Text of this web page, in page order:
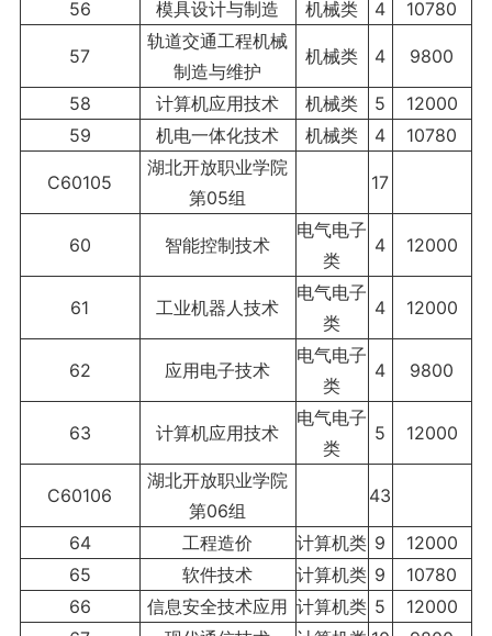
56 模具设计与制造 机械类 4 10780
57
轨道交通工程机械
制造与维护
机械类 4 9800
58 计算机应用技术 机械类 5
12000
59
机电一体化技术 机械类 4 10780
C60105
湖北开放职业学院
第05组
17
60 智能控制技术
电气电子
类
4 12000
61 工业机器人技术
电气电子
类
4 12000
62 应用电子技术
电气电子
类
4 9800
63 计算机应用技术
电气电子
类
5 12000
C60106
湖北开放职业学院
第06组
43
64 工程造价 计算机类 9
12000
65
软件技术 计算机类 9
10780
66
信息安全技术应用 计算机类 5
12000